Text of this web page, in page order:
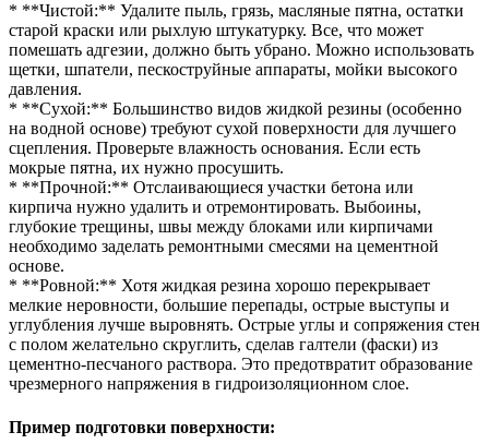
* **Чистой:** Удалите пыль, грязь, масляные пятна, остатки
старой краски или рыхлую штукатурку. Все, что может
помешать адгезии, должно быть убрано. Можно использовать
щетки, шпатели, пескоструйные аппараты, мойки высокого
давления.
* **Сухой:** Большинство видов жидкой резины (особенно
на водной основе) требуют сухой поверхности для лучшего
сцепления. Проверьте влажность основания. Если есть
мокрые пятна, их нужно просушить.
* **Прочной:** Отслаивающиеся участки бетона или
кирпича нужно удалить и отремонтировать. Выбоины,
глубокие трещины, швы между блоками или кирпичами
необходимо заделать ремонтными смесями на цементной
основе.
* **Ровной:** Хотя жидкая резина хорошо перекрывает
мелкие неровности, большие перепады, острые выступы и
углубления лучше выровнять. Острые углы и сопряжения стен
с полом желательно скруглить, сделав галтели (фаски) из
цементно-песчаного раствора. Это предотвратит образование
чрезмерного напряжения в гидроизоляционном слое.
Пример подготовки поверхности: